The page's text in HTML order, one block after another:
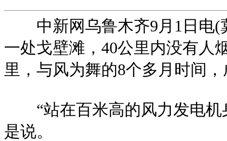
中新网乌鲁木齐9月1日电(
一处戈壁滩，40公里内没有人
里，与风为舞的8个多月时间
“站在百米高的风力发电机
是说。